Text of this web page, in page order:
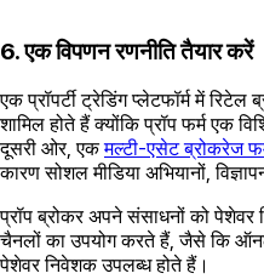
6. एक विपणन रणनीति तैयार करें
एक प्रॉपर्टी ट्रेडिंग प्लेटफॉर्म में
शामिल होते हैं क्योंकि प्रॉप फर्म एक
दूसरी ओर, एकमल्टी-एसेट ब्रोकरेज
कारण सोशल मीडिया अभियानों,
प्रॉप ब्रोकर अपने संसाधनों को पेशेवर
चैनलों का उपयोग करते हैं, जैसे कि
पेशेवर निवेशक उपलब्ध होते हैं।